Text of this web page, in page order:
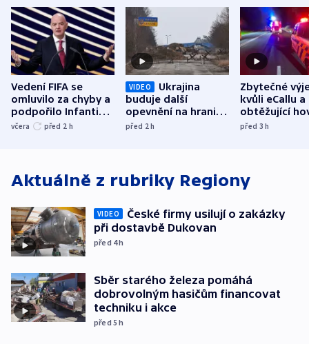
Vedení FIFA se
omluvilo za chyby a
podpořilo Infantina.
UEFA trvá na
včera před 2 h
VIDEO
Ukrajina
buduje další
opevnění na hranici
s Běloruskem
před 2h
Zbytečné
kvůli eCallu a
obtěžující
zdržují
před 3h
Aktuálně z rubriky Regiony
VIDEO
České firmy usilují o zakázky
při dostavbě Dukovan
před 4h
Sběr starého železa pomáhá
dobrovolným hasičům financovat
techniku i akce
před 5h